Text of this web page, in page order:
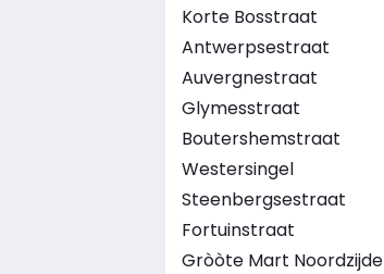
Korte Bosstraat
Antwerpsestraat
Auvergnestraat
Glymesstraat
Boutershemstraat
Westersingel
Steenbergsestraat
Fortuinstraat
Gròòte Mart Noordzijde